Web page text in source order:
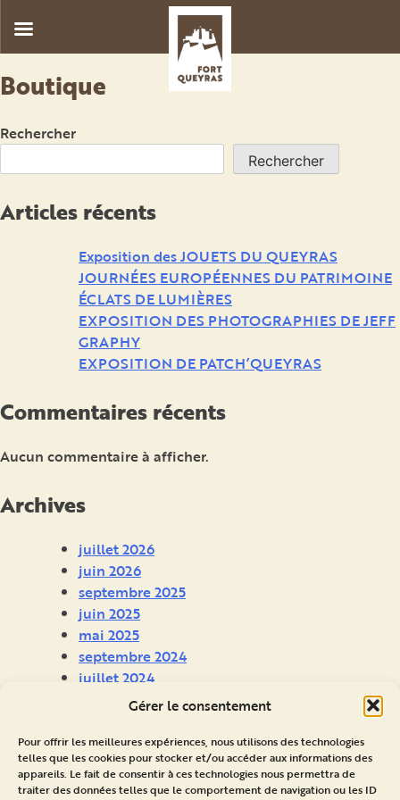
Gérer le consentement
Pour offrir les meilleures expériences, nous utilisons des technologies
telles que les cookies pour stocker et/ou accéder aux informations des
appareils. Le fait de consentir à ces technologies nous permettra de
traiter des données telles que le comportement de navigation ou les ID
to
Boutique
Rechercher
Rechercher
Articles récents
Exposition des JOUETS DU QUEYRAS
JOURNÉES EUROPÉENNES DU PATRIMOINE
ÉCLATS DE LUMIÈRES
EXPOSITION DES PHOTOGRAPHIES DE JEFF
GRAPHY
EXPOSITION DE PATCH’QUEYRAS
Commentaires récents
Aucun commentaire à afficher.
Archives
juillet 2026
juin 2026
septembre 2025
juin 2025
mai 2025
septembre 2024
juillet 2024
juin 2024
Catégories